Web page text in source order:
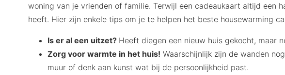
woning van je vrienden of familie. Terwijl een cadeaukaart altijd een
heeft. Hier zijn enkele tips om je te helpen het beste housewarming
Is er al een uitzet? Heeft diegen een nieuw huis gekocht, maar
Zorg voor warmte in het huis! Waarschijnlijk zijn de wanden
muur of denk aan kunst wat bij de persoonlijkheid past.